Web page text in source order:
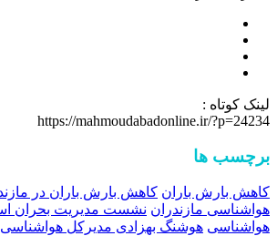
لینک کوتاه :
https://mahmoudabadonline.ir/?p=24234
برچسب ها
کاهش بارش باران کاهش بارش باران در
هواشناسی مازندران نشست مدیریت بحران
هواشناسی هوشنگ بهزادی مدیرکل هواشناسی